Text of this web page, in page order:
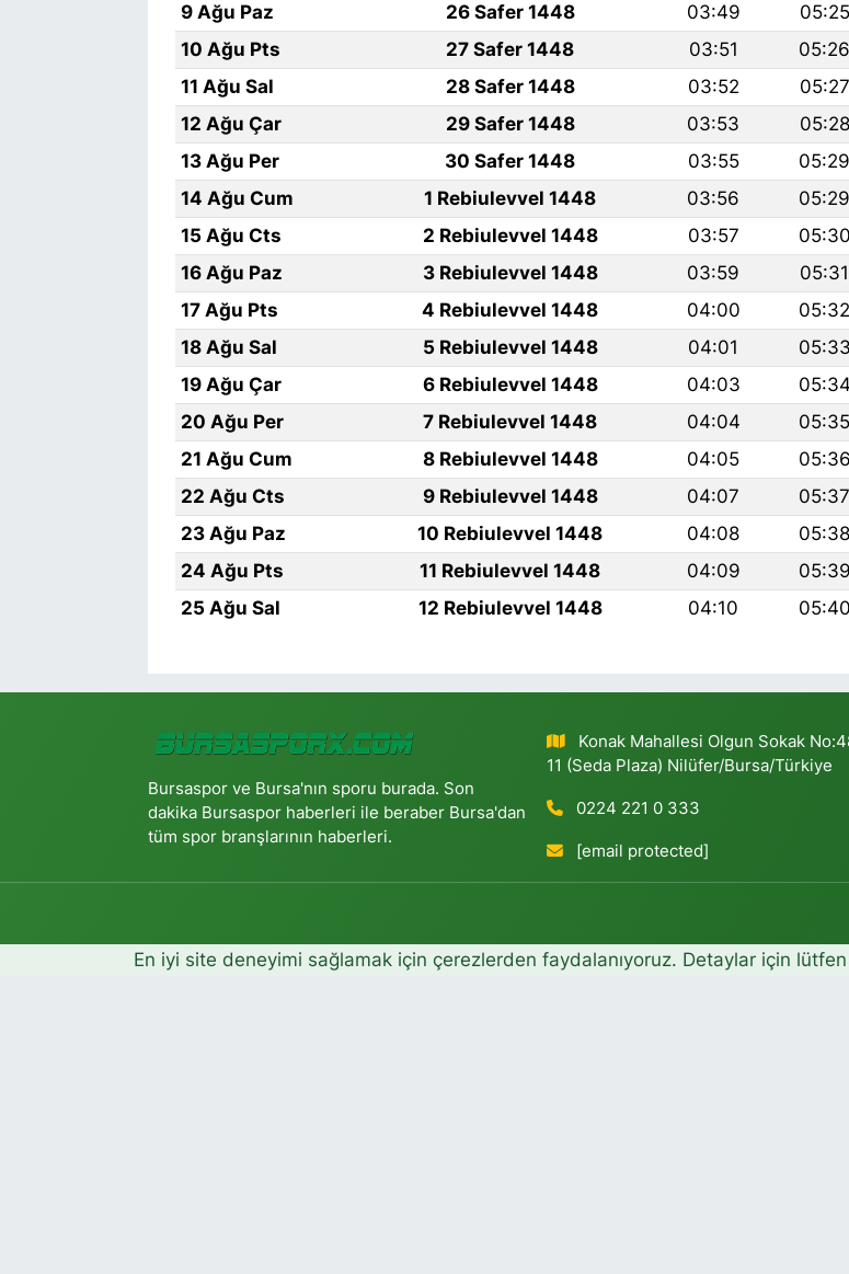
9 Ağu Paz
26 Safer 1448 03:49 05:25
10 Ağu Pts
27 Safer 1448 03:51 05:26
11 Ağu Sal
28 Safer 1448 03:52 05:27
12 Ağu Çar
29 Safer 1448 03:53 05:28
13 Ağu Per
30 Safer 1448 03:55 05:29
14 Ağu Cum
1 Rebiulevvel 1448 03:56 05:29
15 Ağu Cts
2 Rebiulevvel 1448 03:57 05:30
16 Ağu Paz
3 Rebiulevvel 1448 03:59 05:31
17 Ağu Pts
4 Rebiulevvel 1448 04:00 05:32
18 Ağu Sal
5 Rebiulevvel 1448 04:01 05:33
19 Ağu Çar
6 Rebiulevvel 1448 04:03 05:34
20 Ağu Per
7 Rebiulevvel 1448 04:04 05:35
21 Ağu Cum
8 Rebiulevvel 1448 04:05 05:36
22 Ağu Cts
9 Rebiulevvel 1448 04:07 05:37
23 Ağu Paz
10 Rebiulevvel 1448 04:08 05:38
24 Ağu Pts
11 Rebiulevvel 1448 04:09 05:39
25 Ağu Sal
12 Rebiulevvel 1448 04:10 05:40
Bursaspor ve Bursa'nın sporu burada. Son
dakika Bursaspor haberleri ile beraber Bursa'dan
tüm spor branşlarının haberleri.
Konak Mahallesi Olgun Sokak
11 (Seda Plaza) Nilüfer/Bursa/Türkiye
0224 221 0 333
[email protected]
En iyi site deneyimi sağlamak için çerezlerden faydalanıyoruz. Detaylar için lütfen